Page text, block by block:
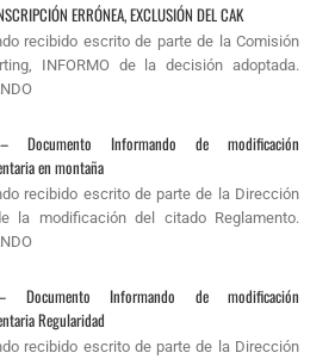
ERRÓNEA, EXCLUSIÓN DEL CAK
recibido escrito de parte de la Comisión
INFORMO de la decisión adoptada.
Documento Informando de modificación
en montaña
recibido escrito de parte de la Dirección
la modificación del citado Reglamento.
Documento Informando de modificación
Regularidad
recibido escrito de parte de la Dirección